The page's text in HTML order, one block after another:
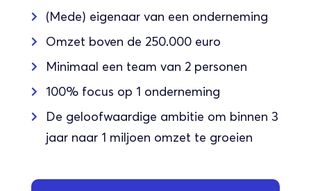
 (Mede) eigenaar van een onderneming
 Omzet boven de 250.000 euro
 Minimaal een team van 2 personen
 100% focus op 1 onderneming

De geloofwaardige ambitie om binnen 3
jaar naar 1 miljoen omzet te groeien